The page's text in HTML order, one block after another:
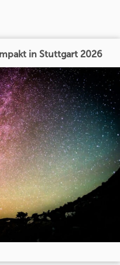
in Stuttgart 2026